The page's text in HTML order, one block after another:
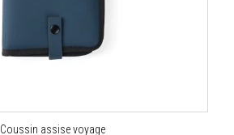
Coussin assise voyage